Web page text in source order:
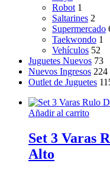
Robot 1
Saltarines 2
Supermercado
Taekwondo 1
Vehículos 52
Juguetes Nuevos 73
Nuevos Ingresos 224
Outlet de Juguetes
Añadir al carrito
Set 3 Varas
Alto